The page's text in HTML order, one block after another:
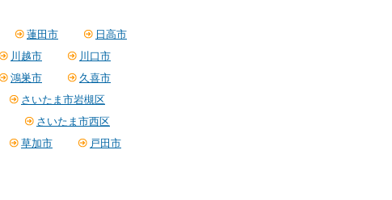
蓮田市
日高市
川越市
川口市
鴻巣市
久喜市
さいたま市岩槻区
さいたま市西区
草加市
戸田市